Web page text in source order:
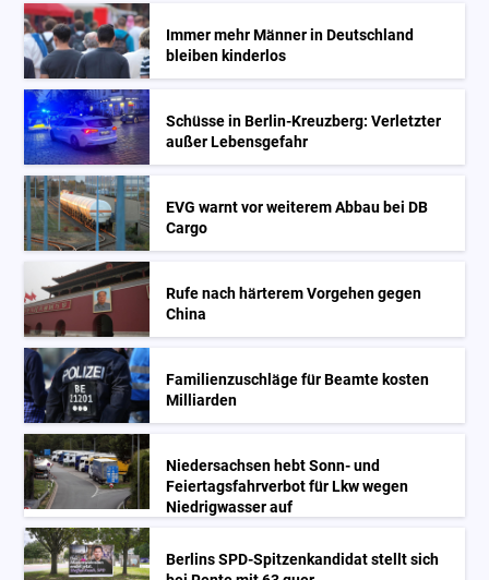
Immer mehr Männer in Deutschland
bleiben kinderlos
Schüsse in Berlin-Kreuzberg: Verletzter
außer Lebensgefahr
EVG warnt vor weiterem Abbau bei DB
Cargo
Rufe nach härterem Vorgehen gegen
China
Familienzuschläge für Beamte kosten
Milliarden
Niedersachsen hebt Sonn- und
Feiertagsfahrverbot für Lkw wegen
Niedrigwasser auf
Berlins SPD-Spitzenkandidat stellt sich